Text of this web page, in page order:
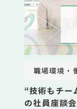
職場環境・
“技術もチー
の社員座談会